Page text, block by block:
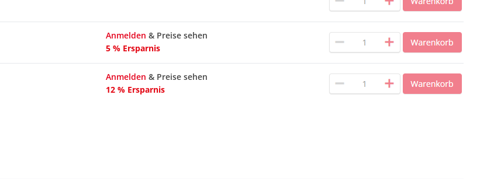
Anmelden & Preise sehen
5 % Ersparnis
Anmelden & Preise sehen
12 % Ersparnis